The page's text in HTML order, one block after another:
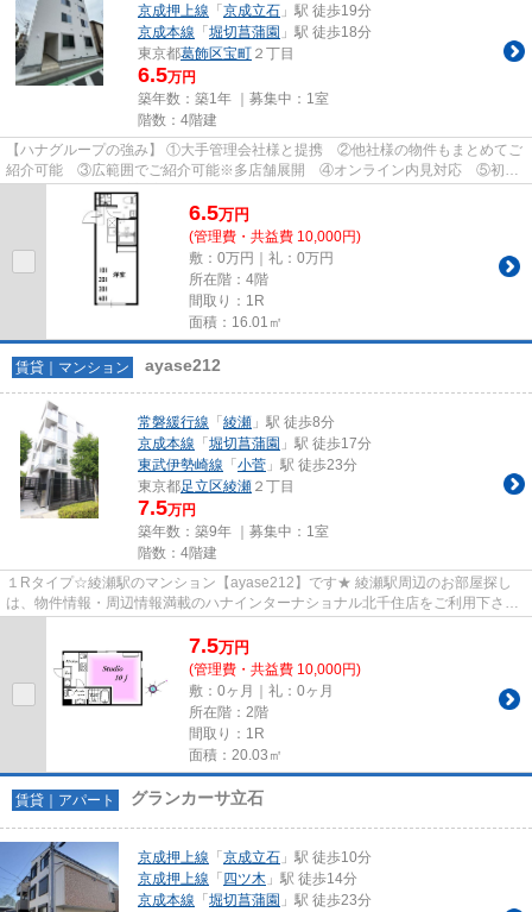
京成押上線 「 京成立石 」駅 徒歩19分
京成本線 「 堀切菖蒲園 」駅 徒歩18分
東京都葛飾区宝町 ２丁目
6.5万円
築年数：築1年 ｜募集中： 1室
階数：4階建
【ハナグループの強み】 ①大手管理会社様と提携 ②他社様の物件もまとめてご
紹介可能 ③広範囲でご紹介可能※多店舗展開 ④オンライン内見対応 ⑤初期
費用クレジット決済対応 【お部屋...
6.5万円
(管理費・共益費 10,000円)
敷：0万円｜礼：0万円
所在階：4階
間取り：1R
面積：16.01㎡
賃貸｜マンション ayase212
常磐緩行線 「 綾瀬 」駅 徒歩8分
京成本線 「 堀切菖蒲園 」駅 徒歩17分
東武伊勢崎線 「 小菅 」駅 徒歩23分
東京都足立区綾瀬 ２丁目
7.5万円
築年数：築9年 ｜募集中： 1室
階数：4階建
１Rタイプ☆綾瀬駅のマンション【ayase212】です★ 綾瀬駅周辺のお部屋探し
は、物件情報・周辺情報満載のハナインターナショナル北千住店をご利用下さ
7.5万円
(管理費・共益費 10,000円)
敷：0ヶ月｜礼：0ヶ月
所在階：2階
間取り：1R
面積：20.03㎡
賃貸｜アパート グランカーサ立石
京成押上線 「 京成立石 」駅 徒歩10分
京成押上線 「 四ツ木 」駅 徒歩14分
京成本線 「 堀切菖蒲園 」駅 徒歩23分